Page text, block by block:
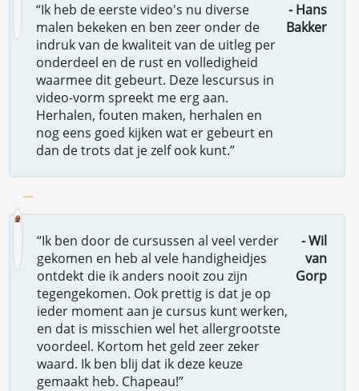
“Ik heb de eerste video's nu diverse
malen bekeken en ben zeer onder de
indruk van de kwaliteit van de uitleg per
onderdeel en de rust en volledigheid
waarmee dit gebeurt. Deze lescursus in
video-vorm spreekt me erg aan.
Herhalen, fouten maken, herhalen en
nog eens goed kijken wat er gebeurt en
dan de trots dat je zelf ook kunt.”
- Hans
Bakker
“Ik ben door de cursussen al veel verder
gekomen en heb al vele handigheidjes
ontdekt die ik anders nooit zou zijn
tegengekomen. Ook prettig is dat je op
ieder moment aan je cursus kunt werken,
en dat is misschien wel het allergrootste
voordeel. Kortom het geld zeer zeker
waard. Ik ben blij dat ik deze keuze
gemaakt heb. Chapeau!”
- Wil
van
Gorp